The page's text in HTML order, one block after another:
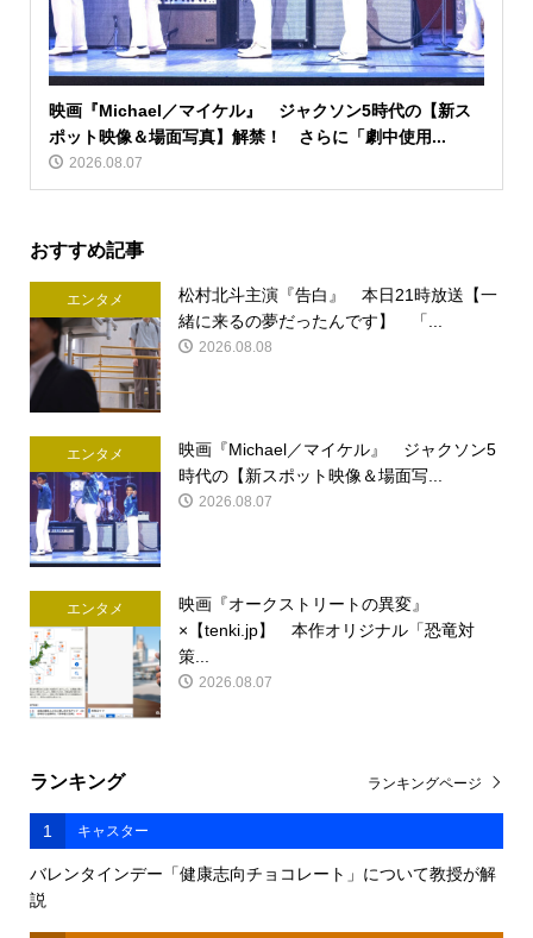
映画『Michael／マイケル』 ジャクソン5時代の【新ス
ポット映像＆場面写真】解禁！ さらに「劇中使用...
2026.08.07
おすすめ記事
エンタメ
松村北斗主演『告白』 本日21時放送【一
緒に来るの夢だったんです】 「...
2026.08.08
エンタメ
映画『Michael／マイケル』 ジャクソン5
時代の【新スポット映像＆場面写...
2026.08.07
エンタメ
映画『オークストリートの異変』
×【tenki.jp】 本作オリジナル「恐竜対
策...
2026.08.07
ランキング
1 キャスター
バレンタインデー「健康志向チョコレート」について教授が解
説
ランキングページ